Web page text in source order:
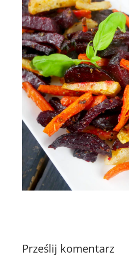
Prześlij komentarz